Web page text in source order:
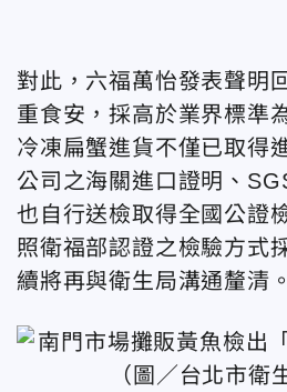
對此，六福萬怡發表聲明
重食安，採高於業界標準
冷凍扁蟹進貨不僅已取得
公司之海關進口證明、
也自行送檢取得全國公證
照衛福部認證之檢驗方式
續將再與衛生局溝通釐清。